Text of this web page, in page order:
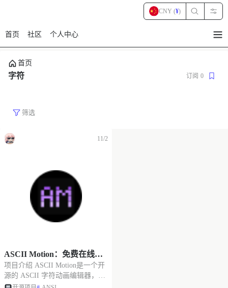
首页 社区 个人中心
CNY (¥)
首页
字符 订阅 0
筛选
11/2
ASCII Motion：免费在线制
作 ASCII、ANSI 字符动画，
开源的 ASCII 字符动画编辑
项目介绍 ASCII Motion是一个开
源的 ASCII 字符动画编辑器，可
以将视频、动态图像或自定义创